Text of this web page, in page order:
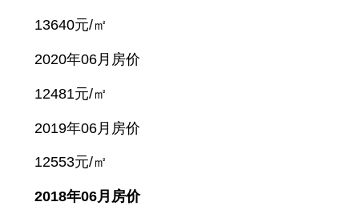
13640元/㎡
2020年06月房价
12481元/㎡
2019年06月房价
12553元/㎡
2018年06月房价